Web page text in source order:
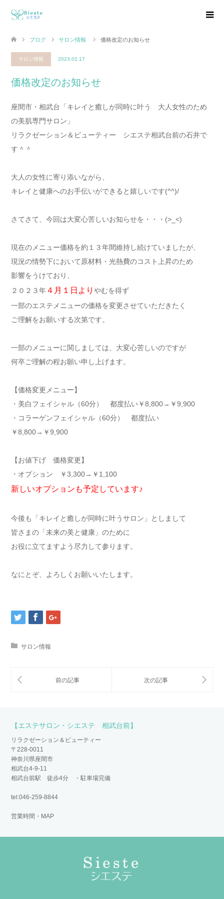
ブログ サロン情報 価格改定のお知らせ
サロン情報 2023.02.17
価格改定のお知らせ
座間市・相武台「キレイと癒しが同時に叶う 大人女性のため
の美肌専門サロン」
リラクゼーション＆ビューティー シエステ相武台前の石井で
す＾＾
大人の女性に寄り添いながら、
キレイと健康へのお手伝いができると嬉しいです(^^)/
さてさて、今回は大変心苦しいお知らせを・・・(>_<)
現在のメニュー価格を約１３年間維持し続けていましたが、
現況の情勢下において原材料・光熱費のコスト上昇のため
影響をうけており、
２０２３年４月１日より やむを得ず
一部のエステメニューの価格を変更させていただきたく
ご理解をお願いする次第です。
一部のメニューに関しましては、大変心苦しいのですが
何卒ご理解の程お願い申し上げます。
【価格変更メニュー】
・美白フェイシャル（60分） 都度払い￥8,800→￥9,900
・コラーゲンフェイシャル（60分） 都度払い
￥8,800→￥9,900
【お値下げ 価格変更】
・オプション ￥3,300→￥1,100
新しいオプションも予定しています♪
今後も「キレイと癒しが同時に叶うサロン」としまして
皆さまの「未来の美と健康」のために
お役に立てますよう尽力して参ります。
なにとぞ、よろしくお願いいたします。
サロン情報
【エステサロン・シエステ 相武台前】
リラクゼーション＆ビューティー
〒228-0011
神奈川県座間市
相武台4-9-11
相武台前駅 徒歩4分 ・駐車場完備
tel:046-259-8844
営業時間・MAP